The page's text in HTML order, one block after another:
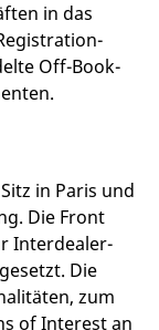
in das
Off-Book-
in Paris und
Die Front
Interdealer-
Die
zum
of Interest an
folgt, bei der
vermutlich um
Referenzcode für
handelt, die